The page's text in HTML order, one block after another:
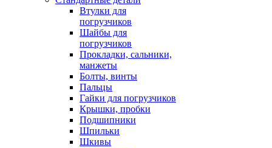
Втулки для
погрузчиков
Шайбы для
погрузчиков
Прокладки, сальники,
манжеты
Болты, винты
Пальцы
Гайки для погрузчиков
Крышки, пробки
Подшипники
Шпильки
Шкивы